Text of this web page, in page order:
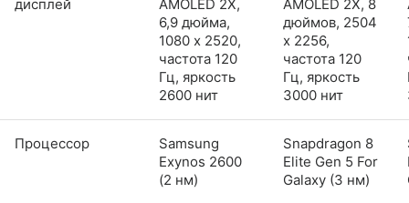
дисплей
AMOLED 2X,
6,9 дюйма,
1080 x 2520,
частота 120
Гц, яркость
2600 нит
AMOLED 2X, 8
дюймов, 2504
x 2256,
частота 120
Гц, яркость
3000 нит
Процессор
Samsung
Exynos 2600
(2 нм)
Snapdragon 8
Elite Gen 5 For
Galaxy (3 нм)